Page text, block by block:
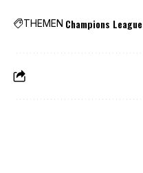
THEMEN Champions League